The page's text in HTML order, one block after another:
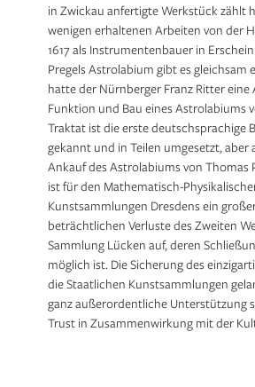
in Zwickau anfertigte Werkstück zählt
wenigen erhaltenen Arbeiten von der
1617 als Instrumentenbauer in
Pregels Astrolabium gibt es gleichsam
hatte der Nürnberger Franz Ritter eine
Funktion und Bau eines Astrolabiums
Traktat ist die erste deutschsprachige
gekannt und in Teilen umgesetzt,
Ankauf des Astrolabiums von Thomas
ist für den Mathematisch-
Kunstsammlungen Dresdens ein
beträchtlichen Verluste des Zweiten
Sammlung Lücken auf, deren
möglich ist. Die Sicherung des
die Staatlichen Kunstsammlungen
ganz außerordentliche Unterstützung
Trust in Zusammenwirkung mit der